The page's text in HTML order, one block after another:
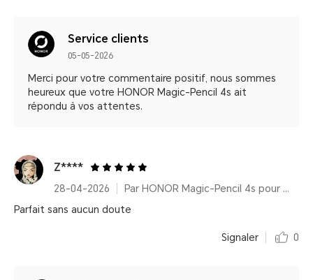
Service clients
05-05-2026
Merci pour votre commentaire positif, nous sommes
heureux que votre HONOR Magic-Pencil 4s ait
répondu à vos attentes.
Z****
28-04-2026
Par HONOR Magic-Pencil 4s pour HONOR MagicPad4
Parfait sans aucun doute
Signaler 0